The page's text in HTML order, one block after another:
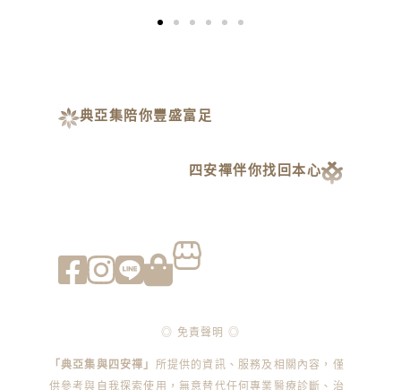
典亞集陪你豐盛富足
四安禪伴你找回本心
◎ 免責聲明 ◎
「典亞集與四安禪」
所提供的資訊、服務及相關內容，僅
供參考與自我探索使用，無意替代任何專業醫療診斷、治